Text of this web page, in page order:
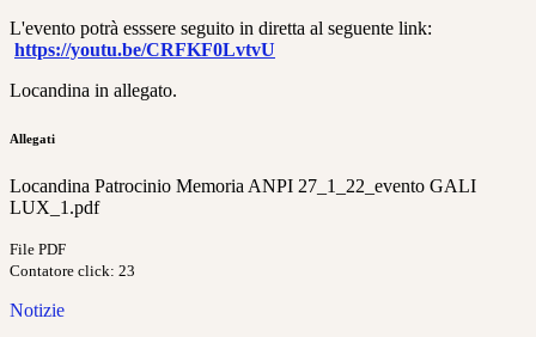
L'evento potrà esssere seguito in diretta al seguente link:
https://youtu.be/CRFKF0LvtvU
Locandina in allegato.
Allegati
Locandina Patrocinio Memoria ANPI 27_1_22_evento GALI
LUX_1.pdf
File PDF
Contatore click: 23
Notizie